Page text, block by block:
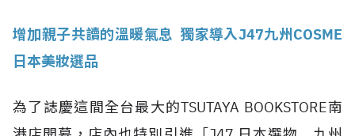
增加親子共讀的溫暖氣息 獨家導入J47九州COSME
日本美妝選品
為了誌慶這間全台最大的TSUTAYA BOOKSTORE南